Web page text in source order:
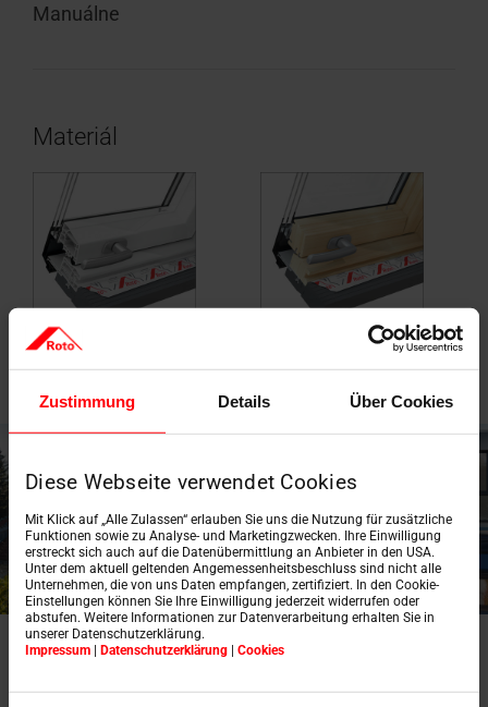
Zustimmung Details Über Cookies
Diese Webseite verwendet Cookies
Mit Klick auf „Alle Zulassen“ erlauben Sie uns die Nutzung für zusätzliche
Funktionen sowie zu Analyse- und Marketingzwecken. Ihre Einwilligung
erstreckt sich auch auf die Datenübermittlung an Anbieter in den USA.
Unter dem aktuell geltenden Angemessenheitsbeschluss sind nicht alle
Unternehmen, die von uns Daten empfangen, zertifiziert. In den Cookie-
Einstellungen können Sie Ihre Einwilligung jederzeit widerrufen oder
abstufen. Weitere Informationen zur Datenverarbeitung erhalten Sie in
unserer Datenschutzerklärung.
Impressum | Datenschutzerklärung | Cookies
Manuálne
Materiál
Biely plast Prírodné drevo
Designo R1: Viac